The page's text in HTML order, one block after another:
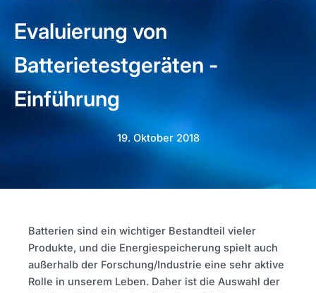
Evaluierung von
Batterietestgeräten -
Einführung
19. Oktober 2018
Batterien sind ein wichtiger Bestandteil vieler
Produkte, und die Energiespeicherung spielt auch
außerhalb der Forschung/Industrie eine sehr aktive
Rolle in unserem Leben. Daher ist die Auswahl der